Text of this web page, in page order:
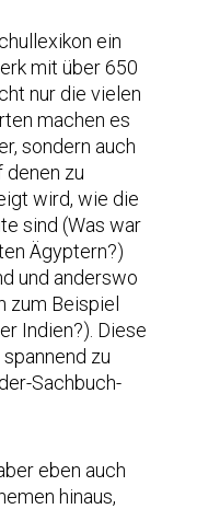
ein
mit über 650
nur die vielen
machen es
sondern auch
denen zu
wird, wie die
sind (Was war
Ägyptern?)
und anderswo
zum Beispiel
Indien?). Diese
zu
Sachbuch-
eben auch
hinaus,